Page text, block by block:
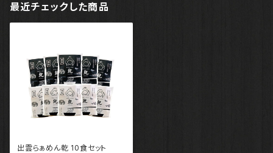
最近チェックした商品
出雲らぁめん乾 10食セット